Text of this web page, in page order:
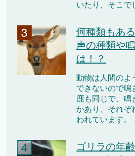
いたり、そこで
何種類もあ
声の種類や
は！？
動物は人間のよ
できないので鳴
鹿も同じで、鳴
かあり、それぞ
われています。
ゴリラの年